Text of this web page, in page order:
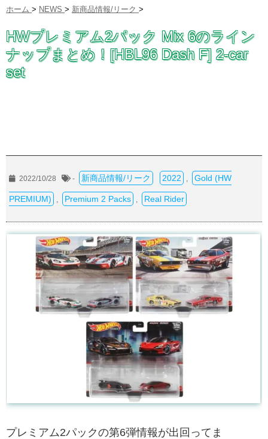
ホーム > NEWS > 新商品情報/リーク >
HWプレミアム2パック Mix 6のライン
ナップまとめ！[HBL96 Dash F] 2-car
set
2022/10/28 - 新商品情報/リーク 2022 Gold (HW
PREMIUM) Premium 2 Packs Real Rider
プレミアム2パックの第6弾情報が出回ってま